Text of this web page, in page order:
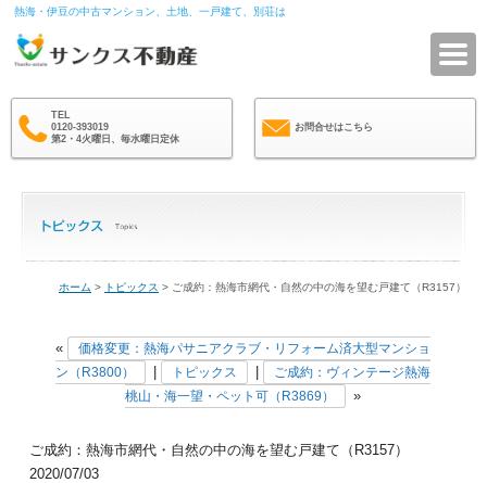
熱海・伊豆の中古マンション、土地、一戸建て、別荘は
TEL
0120-393019
第2・4火曜日、毎水曜日定休
お問合せはこちら
ホーム > トピックス > ご成約：熱海市網代・自然の中の海を望む戸建て（R3157）
«
価格変更：熱海パサニアクラブ・リフォーム済大型マンショ
ン（R3800）
トピックス
ご成約：ヴィンテージ熱海
桃山・海一望・ペット可（R3869）
»
ご成約：熱海市網代・自然の中の海を望む戸建て（R3157）
2020/07/03